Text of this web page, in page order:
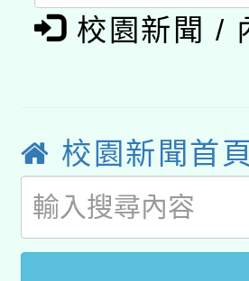
「數位內容
業技術研究
用水績優單
動」
115年8月
桃園市孔廟
開 智慧啟航
2026年桃園
校園新聞 /
校園新聞首